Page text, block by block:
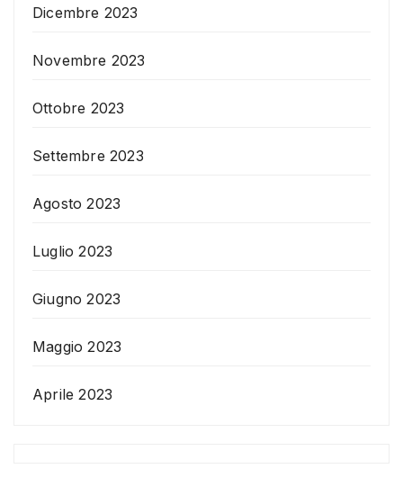
Dicembre 2023
Novembre 2023
Ottobre 2023
Settembre 2023
Agosto 2023
Luglio 2023
Giugno 2023
Maggio 2023
Aprile 2023